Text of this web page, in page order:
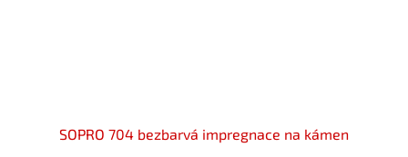
SOPRO 704 bezbarvá impregnace na kámen